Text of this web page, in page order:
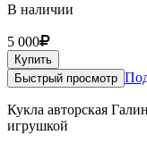
В наличии
5 000
Купить
Быстрый просмотр
Кукла авторская
игрушкой